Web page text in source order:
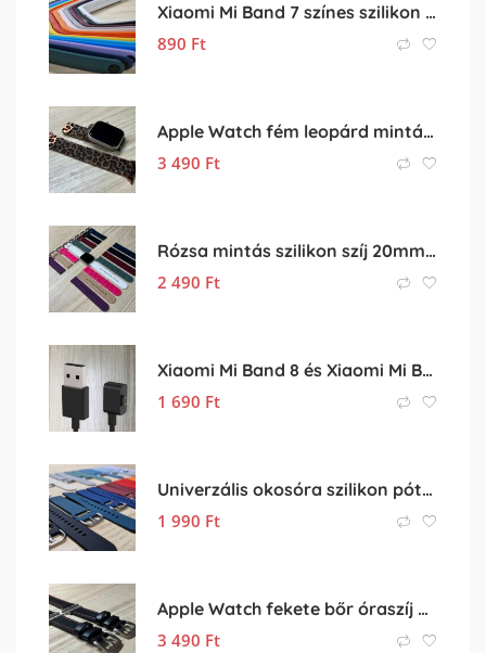
Xiaomi Mi Band 7 színes szilikon pótszíj eladó
890 Ft
Apple Watch fém leopárd mintás szíj
3 490 Ft
Rózsa mintás szilikon szíj 20mm-es órához
2 490 Ft
Xiaomi Mi Band 8 és Xiaomi Mi Band 9 töltőkábel
1 690 Ft
Univerzális okosóra szilikon pótszíj eladó – 18mm
1 990 Ft
Apple Watch fekete bőr óraszíj piros cérnával
3 490 Ft